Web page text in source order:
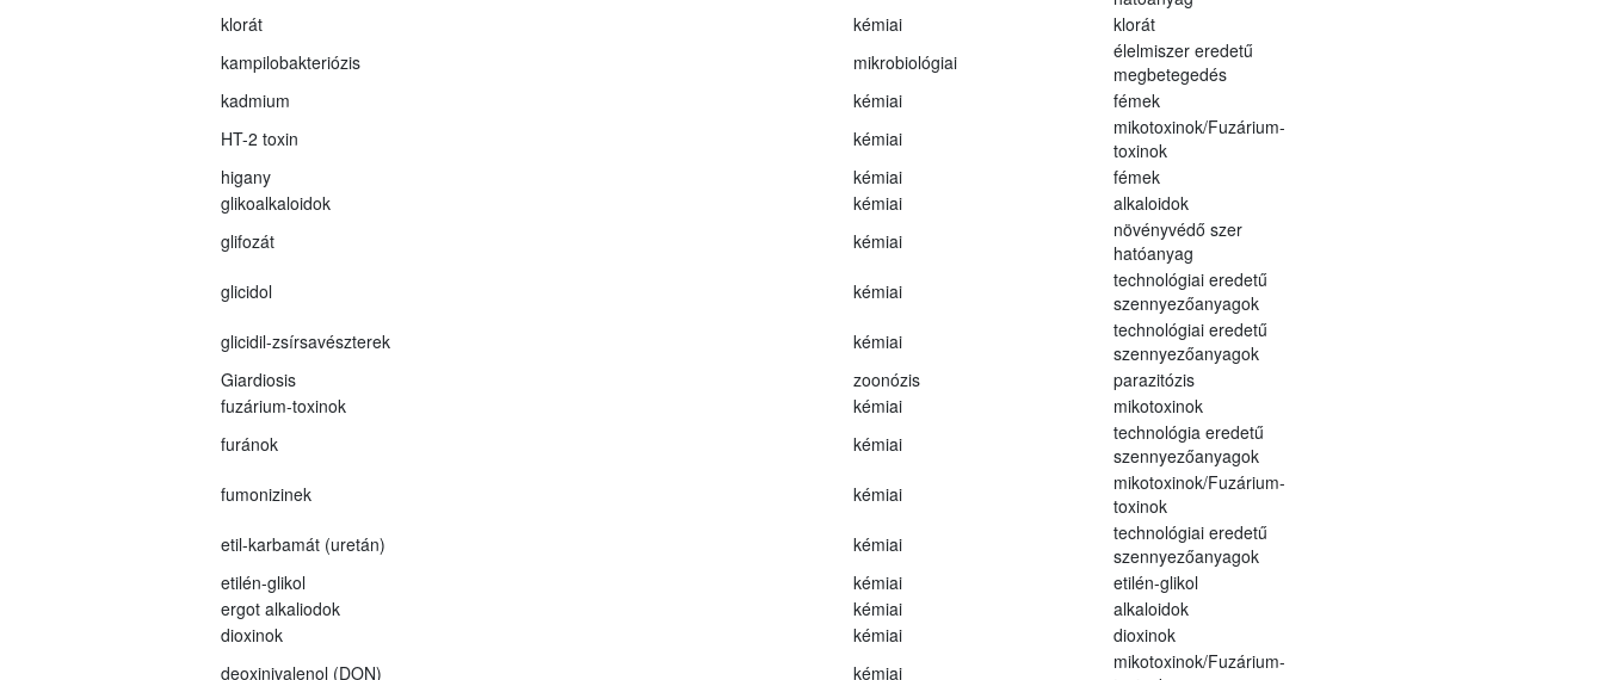
klorát
kémiai
klorát
kampilobakteriózis
mikrobiológiai
élelmiszer eredetű
megbetegedés
kadmium
kémiai
fémek
HT-2 toxin
kémiai
mikotoxinok/Fuzárium-
toxinok
higany
kémiai
fémek
glikoalkaloidok
kémiai
alkaloidok
glifozát
kémiai
növényvédő szer
hatóanyag
glicidol
kémiai
technológiai eredetű
szennyezőanyagok
glicidil-zsírsavészterek
kémiai
technológiai eredetű
szennyezőanyagok
Giardiosis
zoonózis
parazitózis
fuzárium-toxinok
kémiai
mikotoxinok
furánok
kémiai
technológia eredetű
szennyezőanyagok
fumonizinek
kémiai
mikotoxinok/Fuzárium-
toxinok
etil-karbamát (uretán)
kémiai
technológiai eredetű
szennyezőanyagok
etilén-glikol
kémiai
etilén-glikol
ergot alkaliodok
kémiai
alkaloidok
dioxinok
kémiai
dioxinok
deoxinivalenol (DON)
kémiai
mikotoxinok/Fuzárium-